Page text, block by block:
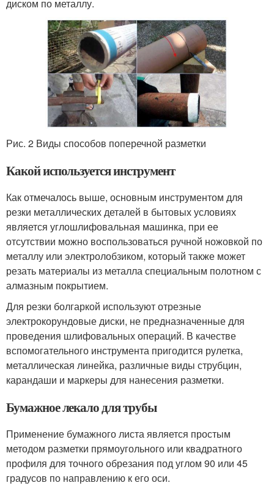
диском по металлу.
Рис. 2 Виды способов поперечной разметки
Какой используется инструмент
Как отмечалось выше, основным инструментом для
резки металлических деталей в бытовых условиях
является углошлифовальная машинка, при ее
отсутствии можно воспользоваться ручной ножовкой по
металлу или электролобзиком, который также может
резать материалы из металла специальным полотном с
алмазным покрытием.
Для резки болгаркой используют отрезные
электрокорундовые диски, не предназначенные для
проведения шлифовальных операций. В качестве
вспомогательного инструмента пригодится рулетка,
металлическая линейка, различные виды струбцин,
карандаши и маркеры для нанесения разметки.
Бумажное лекало для трубы
Применение бумажного листа является простым
методом разметки прямоугольного или квадратного
профиля для точного обрезания под углом 90 или 45
градусов по направлению к его оси.